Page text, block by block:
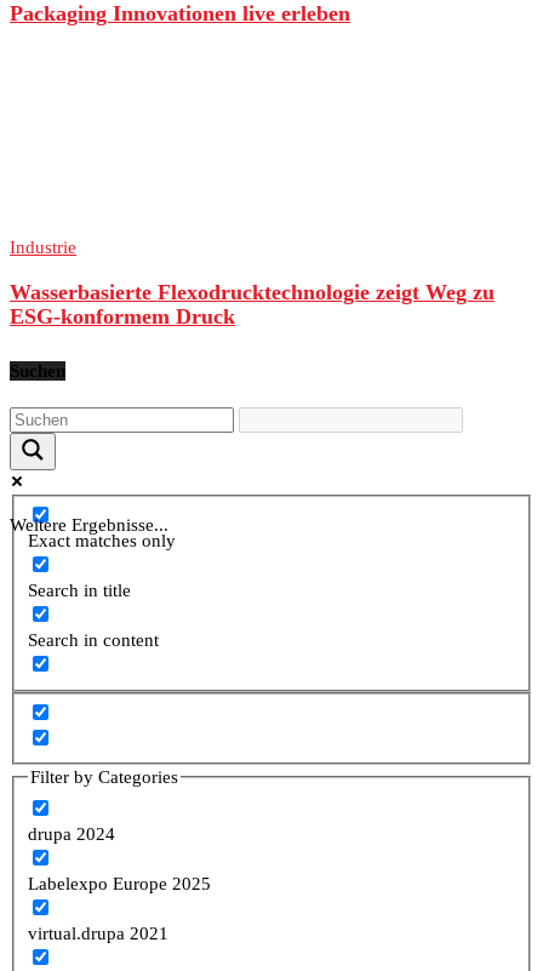
Packaging Innovationen live erleben
Industrie
Wasserbasierte Flexodrucktechnologie zeigt Weg zu
ESG-konformem Druck
Suchen
Weitere Ergebnisse...
Exact matches only
Search in title
Search in content
Filter by Categories
drupa 2024
Labelexpo Europe 2025
virtual.drupa 2021